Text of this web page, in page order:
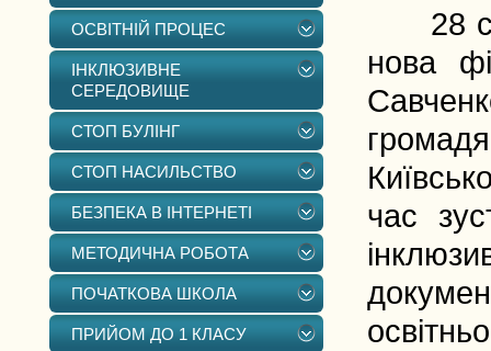
ОСВІТНІЙ ПРОЦЕС
ІНКЛЮЗИВНЕ
СЕРЕДОВИЩЕ
СТОП БУЛІНГ
СТОП НАСИЛЬСТВО
БЕЗПЕКА В ІНТЕРНЕТІ
МЕТОДИЧНА РОБОТА
ПОЧАТКОВА ШКОЛА
ПРИЙОМ ДО 1 КЛАСУ
28
нова
час